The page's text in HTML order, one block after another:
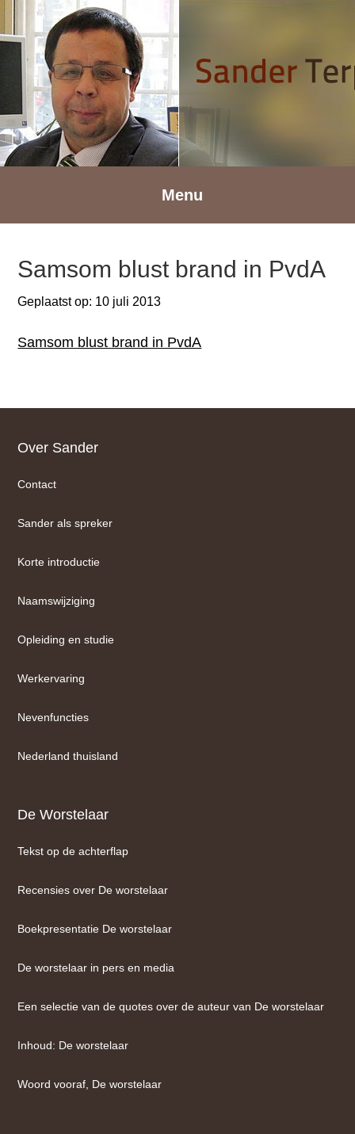
Spring
naar
hoofdnavigatie
naar
hoofd
inhoud
Spring
naar
voettekst
Menu
Samsom blust brand in PvdA
Geplaatst op: 10 juli 2013
Samsom blust brand in PvdA
Footer
Over Sander
Contact
Sander als spreker
Korte introductie
Naamswijziging
Opleiding en studie
Werkervaring
Nevenfuncties
Nederland thuisland
De Worstelaar
Tekst op de achterflap
Recensies over De worstelaar
Boekpresentatie De worstelaar
De worstelaar in pers en media
Een selectie van de quotes over de auteur van De worstelaar
Inhoud: De worstelaar
Woord vooraf, De worstelaar